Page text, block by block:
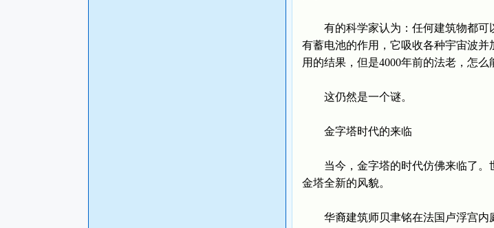
有的科学家认为：任何建筑物都可
有蓄电池的作用，它吸收各种宇宙波
用的结果，但是4000年前的法老，怎
这仍然是一个谜。
金字塔时代的来临
当今，金字塔的时代仿佛来临了。
金塔全新的风貌。
华裔建筑师贝聿铭在法国卢浮宫内庭